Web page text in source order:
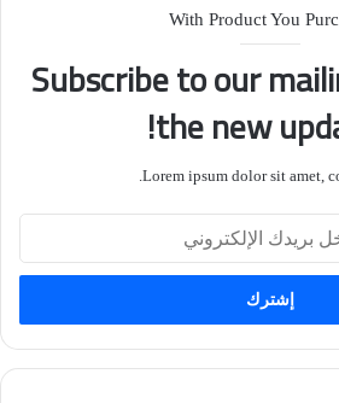
With Product You
Subscribe to our
the new
Lorem ipsum dolor sit amet,